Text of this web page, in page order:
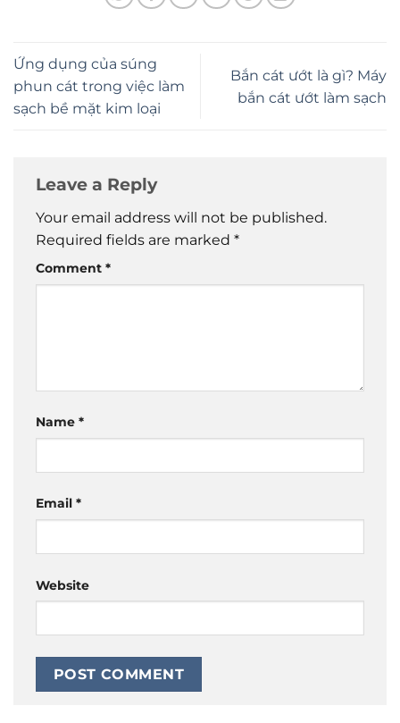
Ứng dụng của súng
phun cát trong việc làm
sạch bề mặt kim loại
Bắn cát ướt là gì? Máy
bắn cát ướt làm sạch
Leave a Reply
Your email address will not be published.
Required fields are marked *
Comment *
Name *
Email *
Website